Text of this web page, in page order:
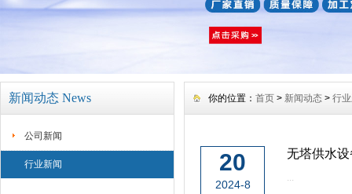
新闻动态 News
公司新闻
行业新闻
你的位置： 首页 > 新闻动态 > 行
20
2024-8
无塔供水
...